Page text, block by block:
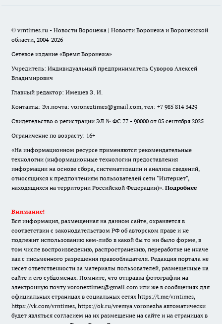
© vrntimes.ru - Новости Воронежа | Новости Воронежа и Воронежской
области, 2004-2026
Сетевое издание «Время Воронежа»
Учредитель: Индивидуальный предприниматель Суворов Алексей
Владимирович
Главный редактор: Имешев Э. И.
Контакты: Эл.почта: voroneztimes@gmail.com, тел: +7 985 814 3429
Свидетельство о регистрации ЭЛ № ФС 77 - 90000 от 05 сентября 2025
Ограничение по возрасту: 16+
«На информационном ресурсе применяются рекомендательные
технологии (информационные технологии предоставления
информации на основе сбора, систематизации и анализа сведений,
относящихся к предпочтениям пользователей сети "Интернет",
находящихся на территории Российской Федерации)». Подробнее
Внимание!
Вся информация, размещенная на данном сайте, охраняется в
соответствии с законодательством РФ об авторском праве и не
подлежит использованию кем-либо в какой бы то ни было форме, в
том числе воспроизведению, распространению, переработке не иначе
как с письменного разрешения правообладателя. Редакция портала не
несет ответственности за материалы пользователей, размещенные на
сайте и его субдоменах. Помните, что отправка фотографии на
электронную почту voroneztimes@gmail.com или же в сообщениях для
официальных страницах в социальных сетях https://t.me/vrntimes,
https://vk.com/vrntimes, https://ok.ru/vremya.voronezha автоматически
будет являться согласием на их размещение на сайте и на страницах в